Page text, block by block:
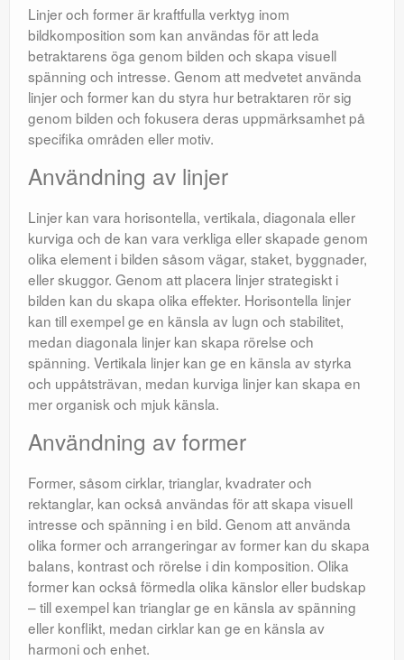
Linjer och former är kraftfulla verktyg inom
bildkomposition som kan användas för att leda
betraktarens öga genom bilden och skapa visuell
spänning och intresse. Genom att medvetet använda
linjer och former kan du styra hur betraktaren rör sig
genom bilden och fokusera deras uppmärksamhet på
specifika områden eller motiv.
Användning av linjer
Linjer kan vara horisontella, vertikala, diagonala eller
kurviga och de kan vara verkliga eller skapade genom
olika element i bilden såsom vägar, staket, byggnader,
eller skuggor. Genom att placera linjer strategiskt i
bilden kan du skapa olika effekter. Horisontella linjer
kan till exempel ge en känsla av lugn och stabilitet,
medan diagonala linjer kan skapa rörelse och
spänning. Vertikala linjer kan ge en känsla av styrka
och uppåtsträvan, medan kurviga linjer kan skapa en
mer organisk och mjuk känsla.
Användning av former
Former, såsom cirklar, trianglar, kvadrater och
rektanglar, kan också användas för att skapa visuell
intresse och spänning i en bild. Genom att använda
olika former och arrangeringar av former kan du skapa
balans, kontrast och rörelse i din komposition. Olika
former kan också förmedla olika känslor eller budskap
– till exempel kan trianglar ge en känsla av spänning
eller konflikt, medan cirklar kan ge en känsla av
harmoni och enhet.